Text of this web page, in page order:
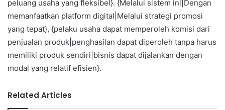
peluang usaha yang fleksibel}. {Melalui sistem ini|Dengan
memanfaatkan platform digital|Melalui strategi promosi
yang tepat}, {pelaku usaha dapat memperoleh komisi dari
penjualan produk|penghasilan dapat diperoleh tanpa harus
memiliki produk sendiri|bisnis dapat dijalankan dengan
modal yang relatif efisien}.
Related Articles